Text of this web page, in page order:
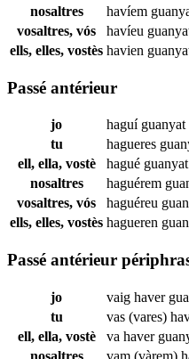
nosaltres
havíem
vosaltres, vós
havíeu
ells, elles, vostès havien
Passé antérieur
jo haguí guanyat
tu
hagueres
ell, ella, vostè
hagué guanyat
nosaltres
haguérem
vosaltres, vós
haguéreu
ells, elles, vostès hagueren
Passé antérieur
jo vaig haver
tu
vas (vares)
ell, ella, vostè
va haver
nosaltres
vam (vàrem)